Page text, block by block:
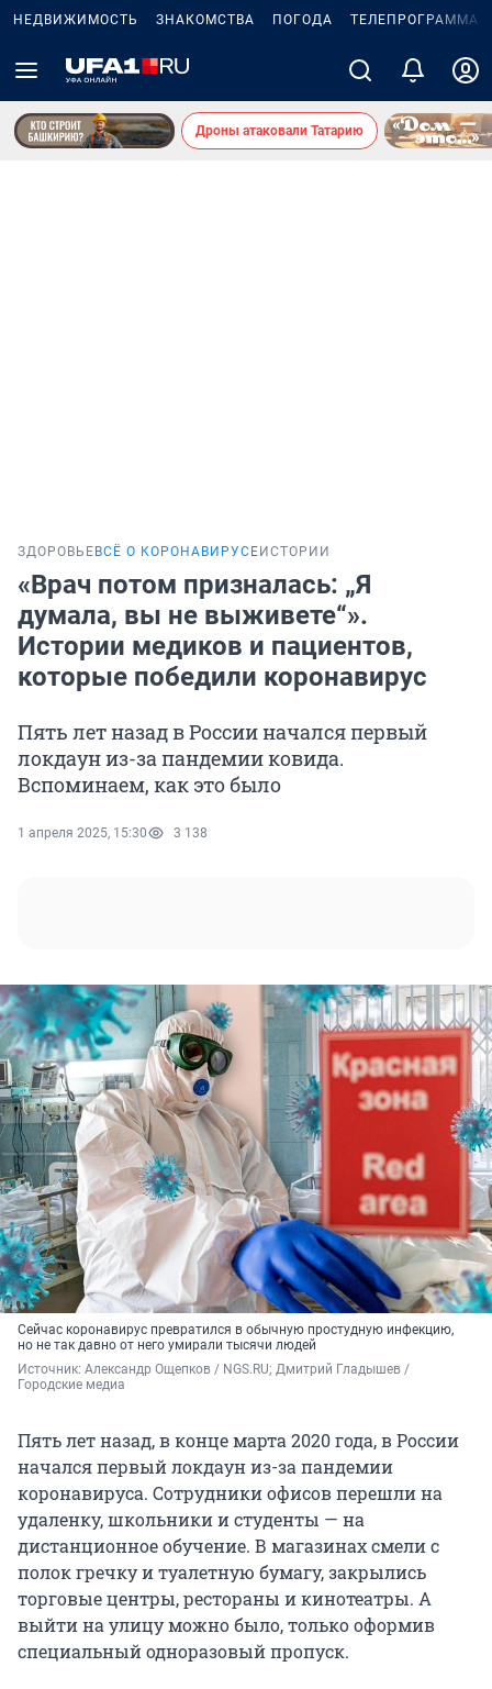
НЕДВИЖИМОСТЬ ЗНАКОМСТВА ПОГОДА ТЕЛЕПРОГРАММА
Дроны атаковали Татарию
ЗДОРОВЬЕ ВСЁ О КОРОНАВИРУСЕ ИСТОРИИ
«Врач потом призналась: „Я
думала, вы не выживете“».
Истории медиков и пациентов,
которые победили коронавирус
Пять лет назад в России начался первый
локдаун из-за пандемии ковида.
Вспоминаем, как это было
1 апреля 2025, 15:30 3 138
Сейчас коронавирус превратился в обычную простудную инфекцию,
но не так давно от него умирали тысячи людей
Источник: Александр Ощепков / NGS.RU; Дмитрий Гладышев /
Городские медиа
Пять лет назад, в конце марта 2020 года, в России
начался первый локдаун из-за пандемии
коронавируса. Сотрудники офисов перешли на
удаленку, школьники и студенты — на
дистанционное обучение. В магазинах смели с
полок гречку и туалетную бумагу, закрылись
торговые центры, рестораны и кинотеатры. А
выйти на улицу можно было, только оформив
специальный одноразовый пропуск.